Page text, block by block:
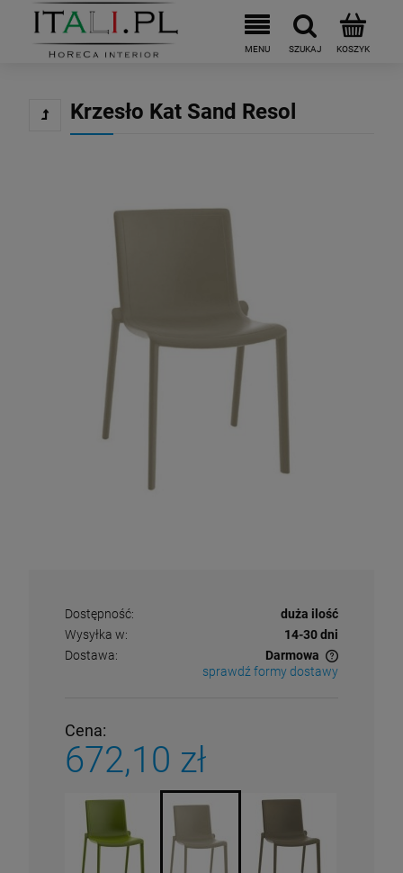
Krzesło Kat Sand Resol
Dostępność:
duża ilość
Wysyłka w:
14-30 dni
Dostawa:
Darmowa
Cena nie zawiera ewentualnych kosztów płatności
sprawdź formy dostawy
Cena:
672,10 zł